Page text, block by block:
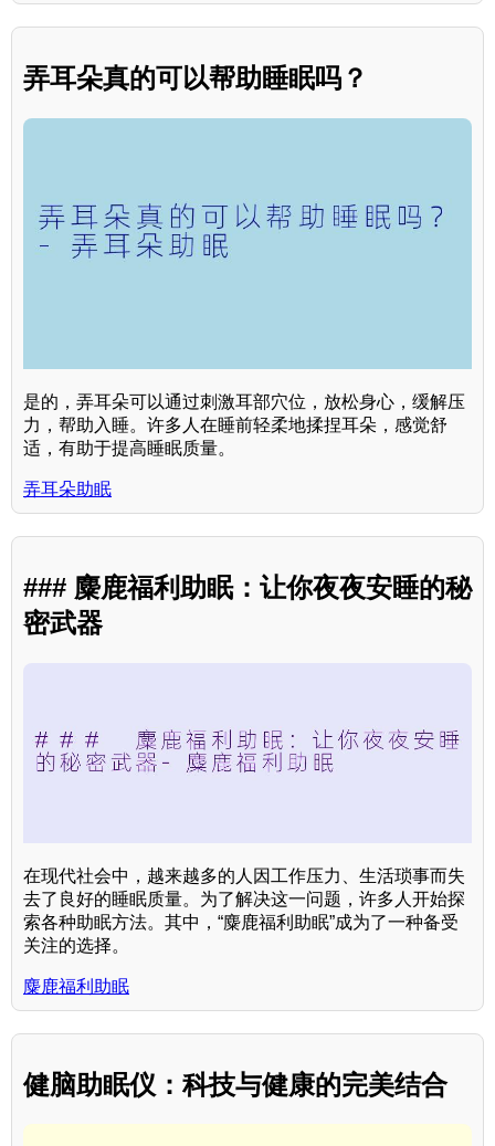
弄耳朵真的可以帮助睡眠吗？
是的，弄耳朵可以通过刺激耳部穴位，放松身心，缓解压
力，帮助入睡。许多人在睡前轻柔地揉捏耳朵，感觉舒
适，有助于提高睡眠质量。
弄耳朵助眠
### 麋鹿福利助眠：让你夜夜安睡的秘
密武器
在现代社会中，越来越多的人因工作压力、生活琐事而失
去了良好的睡眠质量。为了解决这一问题，许多人开始探
索各种助眠方法。其中，“麋鹿福利助眠”成为了一种备受
关注的选择。
麋鹿福利助眠
健脑助眠仪：科技与健康的完美结合